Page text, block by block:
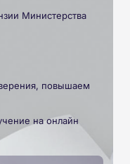
Министерства
повышаем
на онлайн